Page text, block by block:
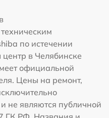
по истечении
в Челябинске
официальной
Цены на ремонт,
не являются публичной